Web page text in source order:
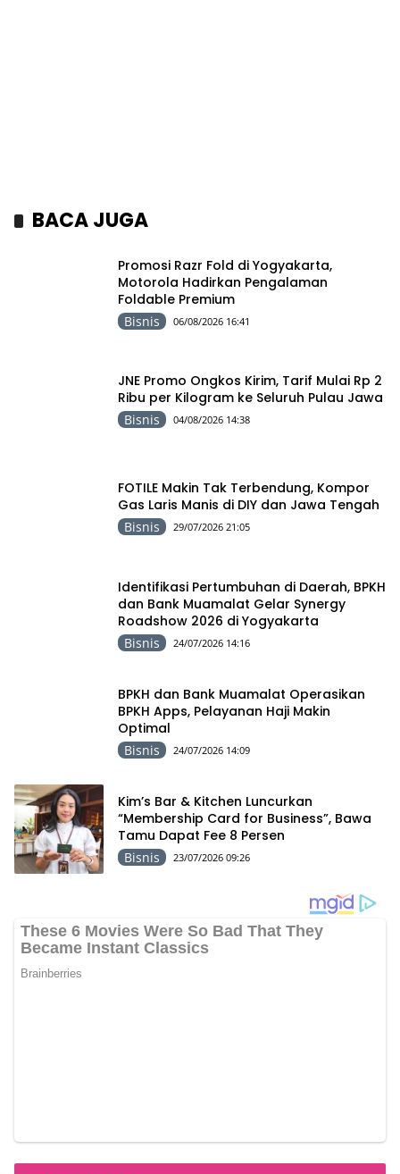
BACA JUGA
Promosi Razr Fold di Yogyakarta,
Motorola Hadirkan Pengalaman
Foldable Premium
Bisnis 06/08/2026 16:41
JNE Promo Ongkos Kirim, Tarif Mulai Rp 2
Ribu per Kilogram ke Seluruh Pulau Jawa
Bisnis 04/08/2026 14:38
FOTILE Makin Tak Terbendung, Kompor
Gas Laris Manis di DIY dan Jawa Tengah
Bisnis 29/07/2026 21:05
Identifikasi Pertumbuhan di Daerah, BPKH
dan Bank Muamalat Gelar Synergy
Roadshow 2026 di Yogyakarta
Bisnis 24/07/2026 14:16
BPKH dan Bank Muamalat Operasikan
BPKH Apps, Pelayanan Haji Makin
Optimal
Bisnis 24/07/2026 14:09
Kim’s Bar & Kitchen Luncurkan
“Membership Card for Business”, Bawa
Tamu Dapat Fee 8 Persen
Bisnis 23/07/2026 09:26